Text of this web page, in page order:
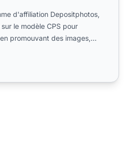
d'affiliation Depositphotos,
le modèle CPS pour
promouvant des images,